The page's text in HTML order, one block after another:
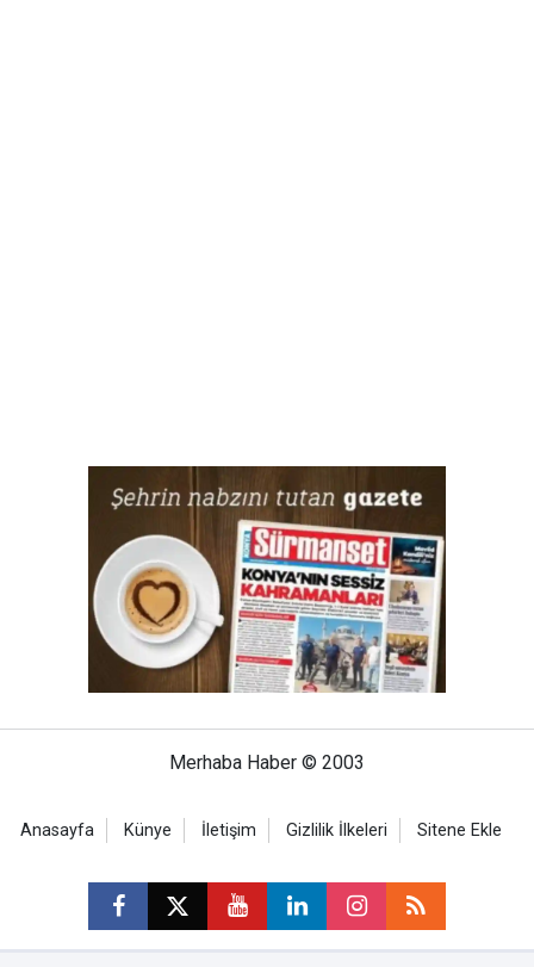
Merhaba Haber © 2003
Anasayfa Künye İletişim Gizlilik İlkeleri Sitene Ekle